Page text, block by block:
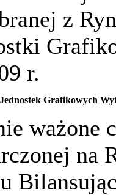
z
r.
Grafikowych
ważone
na